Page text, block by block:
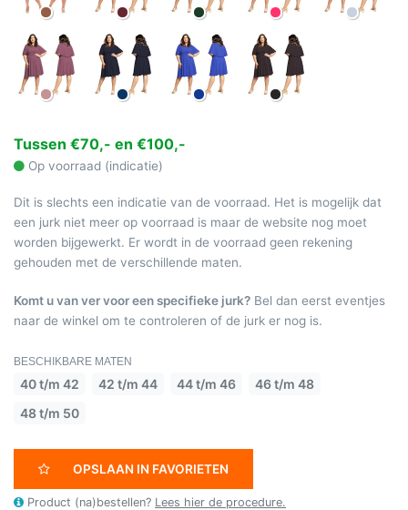
Tussen €70,- en €100,-
Op voorraad (indicatie)
Dit is slechts een indicatie van de voorraad. Het is mogelijk dat
een jurk niet meer op voorraad is maar de website nog moet
worden bijgewerkt. Er wordt in de voorraad geen rekening
gehouden met de verschillende maten.
Komt u van ver voor een specifieke jurk? Bel dan eerst eventjes
naar de winkel om te controleren of de jurk er nog is.
BESCHIKBARE MATEN
40 t/m 42 42 t/m 44 44 t/m 46
46 t/m 48
48 t/m 50
OPSLAAN IN FAVORIETEN
Product (na)bestellen? Lees hier de procedure.